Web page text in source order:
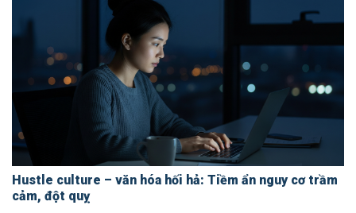
Hustle culture – văn hóa hối hả: Tiềm ẩn nguy cơ trầm
cảm, đột quỵ